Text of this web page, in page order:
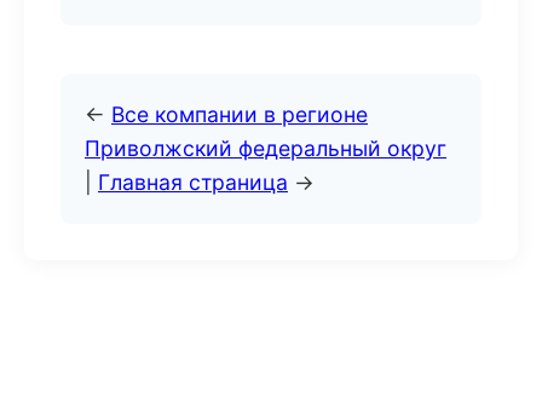
← Все компании в регионе
Приволжский федеральный округ
Главная страница →